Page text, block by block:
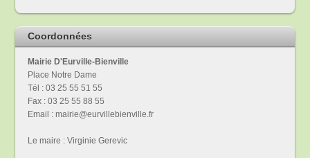
Coordonnées
Mairie D'Eurville-Bienville
Place Notre Dame
Tél : 03 25 55 51 55
Fax : 03 25 55 88 55
Email : mairie@eurvillebienville.fr
Le maire : Virginie Gerevic